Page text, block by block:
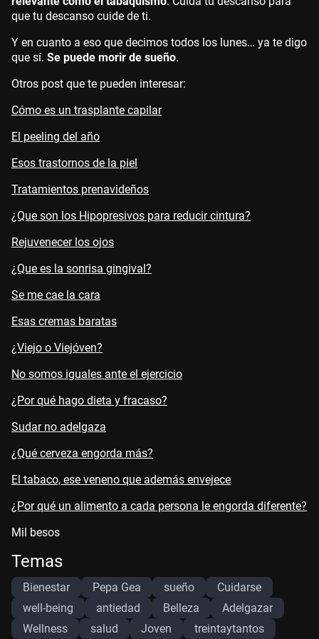
que tu descanso cuide de ti.
Y en cuanto a eso que decimos todos los lunes… ya te digo
que sí. Se puede morir de sueño.
Otros post que te pueden interesar:
Cómo es un trasplante capilar
El peeling del año
Esos trastornos de la piel
Tratamientos prenavideños
¿Que son los Hipopresivos para reducir cintura?
Rejuvenecer los ojos
¿Que es la sonrisa gingival?
Se me cae la cara
Esas cremas baratas
¿Viejo o Viejóven?
No somos iguales ante el ejercicio
¿Por qué hago dieta y fracaso?
Sudar no adelgaza
¿Qué cerveza engorda más?
El tabaco, ese veneno que además envejece
¿Por qué un alimento a cada persona le engorda diferente?
Mil besos
Temas
Bienestar Pepa Gea sueño
Cuidarse
well-being
antiedad Belleza
Adelgazar
Wellness
salud Joven
treintaytantos